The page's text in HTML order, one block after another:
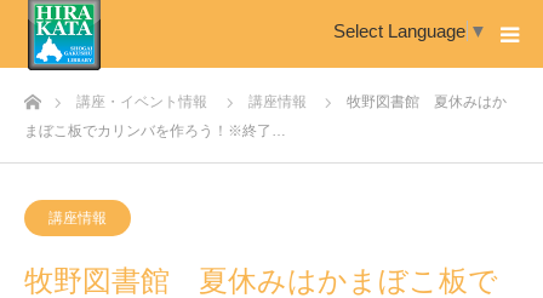
Select Language ▼
ホーム講座・イベント情報 講座情報
牧野図書館 夏休みはか
まぼこ板でカリンバを作ろう！※終了…
講座情報
牧野図書館 夏休みはかまぼこ板で